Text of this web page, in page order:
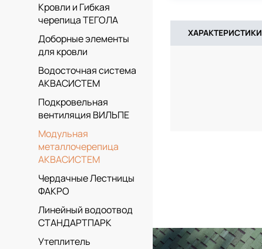
Кровли и Гибкая
черепица ТЕГОЛА
Доборные элементы
для кровли
Водосточная система
АКВАСИСТЕМ
Подкровельная
вентиляция ВИЛЬПЕ
Модульная
металлочерепица
АКВАСИСТЕМ
Чердачные Лестницы
ФАКРО
Линейный водоотвод
СТАНДАРТПАРК
Утеплитель
ХАРАКТЕРИСТИКИ